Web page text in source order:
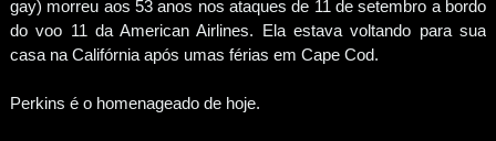
gay) morreu aos 53 anos nos ataques de 11 de setembro a bordo
do voo 11 da American Airlines. Ela estava voltando para sua
casa na Califórnia após umas férias em Cape Cod.
Perkins é o homenageado de hoje.